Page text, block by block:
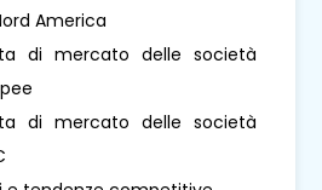
America
di mercato delle società
di mercato delle società